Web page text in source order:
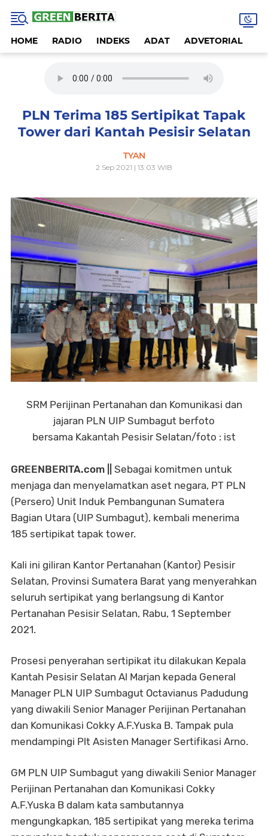
HOME RADIO INDEKS ADAT ADVETORIAL
PLN Terima 185 Sertipikat Tapak
Tower dari Kantah Pesisir Selatan
TYAN
2 Sep 2021 | 13:03 WIB
SRM Perijinan Pertanahan dan Komunikasi dan
jajaran PLN UIP Sumbagut berfoto
bersama Kakantah Pesisir Selatan/foto : ist
GREENBERITA.com || Sebagai komitmen untuk
menjaga dan menyelamatkan aset negara, PT PLN
(Persero) Unit Induk Pembangunan Sumatera
Bagian Utara (UIP Sumbagut), kembali menerima
185 sertipikat tapak tower.
Kali ini giliran Kantor Pertanahan (Kantor) Pesisir
Selatan, Provinsi Sumatera Barat yang menyerahkan
seluruh sertipikat yang berlangsung di Kantor
Pertanahan Pesisir Selatan, Rabu, 1 September
2021.
Prosesi penyerahan sertipikat itu dilakukan Kepala
Kantah Pesisir Selatan Al Marjan kepada General
Manager PLN UIP Sumbagut Octavianus Padudung
yang diwakili Senior Manager Perijinan Pertanahan
dan Komunikasi Cokky A.F.Yuska B. Tampak pula
mendampingi Plt Asisten Manager Sertifikasi Arno.
GM PLN UIP Sumbagut yang diwakili Senior Manager
Perijinan Pertanahan dan Komunikasi Cokky
A.F.Yuska B dalam kata sambutannya
mengungkapkan, 185 sertipikat yang mereka terima